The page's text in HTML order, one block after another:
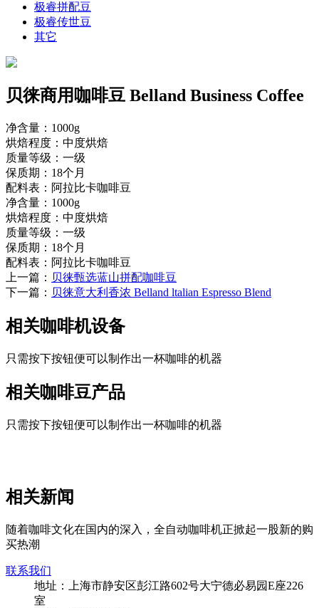
极睿拼配豆
极睿传世豆
其它
贝徕商用咖啡豆 Belland Business Coffee
净含量：1000g
烘焙程度：中度烘焙
质量等级：一级
保质期：18个月
配料表：阿拉比卡咖啡豆
净含量：1000g
烘焙程度：中度烘焙
质量等级：一级
保质期：18个月
配料表：阿拉比卡咖啡豆
上一篇： 贝徕甄选蓝山拼配咖啡豆
下一篇： 贝徕意大利香浓 Belland ltalian Espresso Blend
相关咖啡机设备
只需按下按钮便可以制作出一杯咖啡的机器
相关咖啡豆产品
只需按下按钮便可以制作出一杯咖啡的机器
相关新闻
随着咖啡文化在国内的深入，全自动咖啡机正掀起一股新的购
买热潮
联系我们
地址：上海市静安区彭江路602号大宁德必易园E座226
室